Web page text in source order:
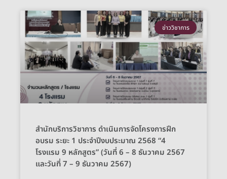
ข่าววิชาการ
สำนักบริการวิชาการ ดำเนินการจัดโครงการฝึก
อบรม ระยะ 1 ประจำปีงบประมาณ 2568 “4
โรงแรม 9 หลักสูตร” (วันที่ 6 – 8 ธันวาคม 2567
และวันที่ 7 – 9 ธันวาคม 2567)